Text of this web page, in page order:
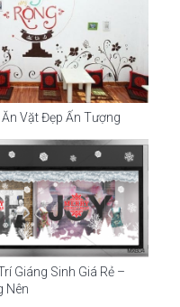
Vặt Đẹp Ấn Tượng
Giáng Sinh Giá Rẻ –
Nên